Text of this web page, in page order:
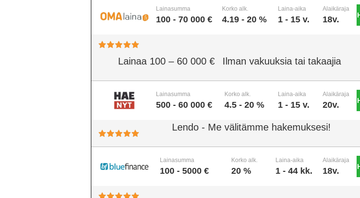
Lainasumma
100 - 70 000 €
Korko alk.
4.19 - 20 %
Laina-aika
1 - 15 v.
Alaikäraja
18v.
Lainaa 100 – 60 000 € Ilman vakuuksia tai takaajia
Lainasumma
500 - 60 000 €
Korko alk.
4.5 - 20 %
Laina-aika
1 - 15 v.
Alaikäraja
20v.
Lendo - Me välitämme hakemuksesi!
Lainasumma
100 - 5000 €
Korko alk.
20 %
Laina-aika
1 - 44 kk.
Alaikäraja
18v.